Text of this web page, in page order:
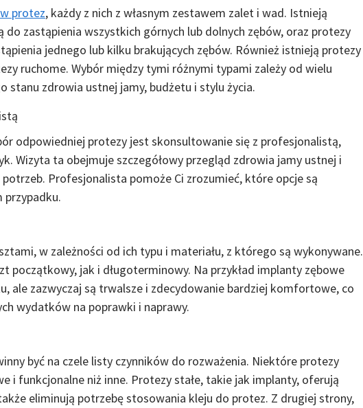
protez, każdy z nich z własnym zestawem zalet i wad. Istnieją
do zastąpienia wszystkich górnych lub dolnych zębów, oraz protezy
jednego lub kilku brakujących zębów. Również istnieją protezy
ruchome. Wybór między tymi różnymi typami zależy od wielu
stanu zdrowia ustnej jamy, budżetu i stylu życia.
odpowiedniej protezy jest skonsultowanie się z profesjonalistą,
Wizyta ta obejmuje szczegółowy przegląd zdrowia jamy ustnej i
Profesjonalista pomoże Ci zrozumieć, które opcje są
przypadku.
w zależności od ich typu i materiału, z którego są wykonywane.
początkowy, jak i długoterminowy. Na przykład implanty zębowe
ale zazwyczaj są trwalsze i zdecydowanie bardziej komfortowe, co
wydatków na poprawki i naprawy.
być na czele listy czynników do rozważenia. Niektóre protezy
i funkcjonalne niż inne. Protezy stałe, takie jak implanty, oferują
eliminują potrzebę stosowania kleju do protez. Z drugiej strony,